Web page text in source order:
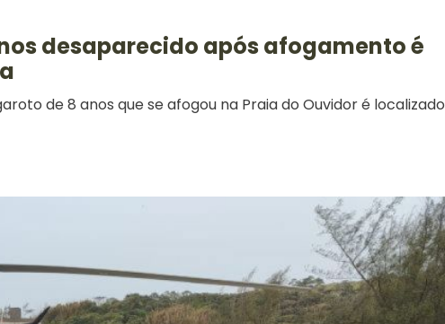
desaparecido após afogamento é
de 8 anos que se afogou na Praia do Ouvidor é localizado